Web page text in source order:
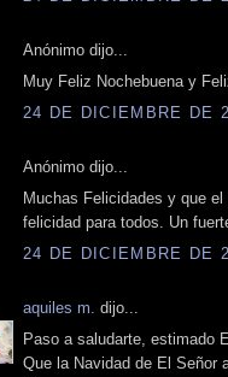
Anónimo dijo...
Muy Feliz Nochebuena y
24 DE DICIEMBRE DE
Anónimo dijo...
Muchas Felicidades y que
felicidad para todos. Un
24 DE DICIEMBRE DE
aquiles m. dijo...
Paso a saludarte, estimado
Que la Navidad de El Señor